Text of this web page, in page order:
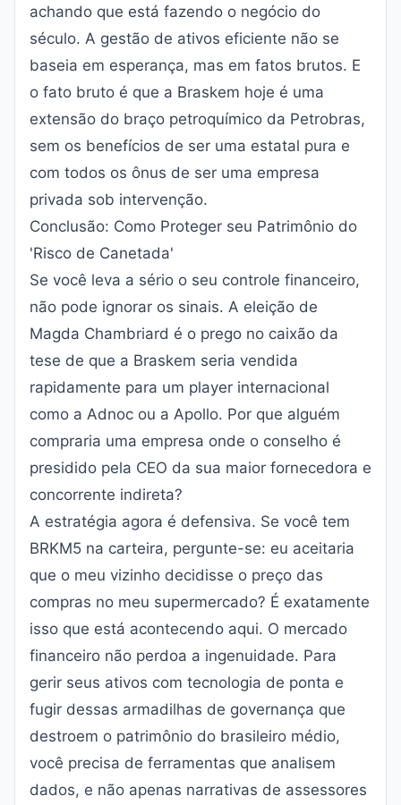
achando que está fazendo o negócio do
século. A gestão de ativos eficiente não se
baseia em esperança, mas em fatos brutos. E
o fato bruto é que a Braskem hoje é uma
extensão do braço petroquímico da Petrobras,
sem os benefícios de ser uma estatal pura e
com todos os ônus de ser uma empresa
privada sob intervenção.
Conclusão: Como Proteger seu Patrimônio do
'Risco de Canetada'
Se você leva a sério o seu controle financeiro,
não pode ignorar os sinais. A eleição de
Magda Chambriard é o prego no caixão da
tese de que a Braskem seria vendida
rapidamente para um player internacional
como a Adnoc ou a Apollo. Por que alguém
compraria uma empresa onde o conselho é
presidido pela CEO da sua maior fornecedora e
concorrente indireta?
A estratégia agora é defensiva. Se você tem
BRKM5 na carteira, pergunte-se: eu aceitaria
que o meu vizinho decidisse o preço das
compras no meu supermercado? É exatamente
isso que está acontecendo aqui. O mercado
financeiro não perdoa a ingenuidade. Para
gerir seus ativos com tecnologia de ponta e
fugir dessas armadilhas de governança que
destroem o patrimônio do brasileiro médio,
você precisa de ferramentas que analisem
dados, e não apenas narrativas de assessores